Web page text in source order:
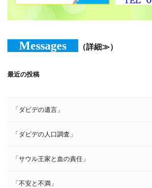
Messages （詳細≫）
最近の投稿
「ダビデの遺言」
「ダビデの人口調査」
「サウル王家と血の責任」
「不安と不満」